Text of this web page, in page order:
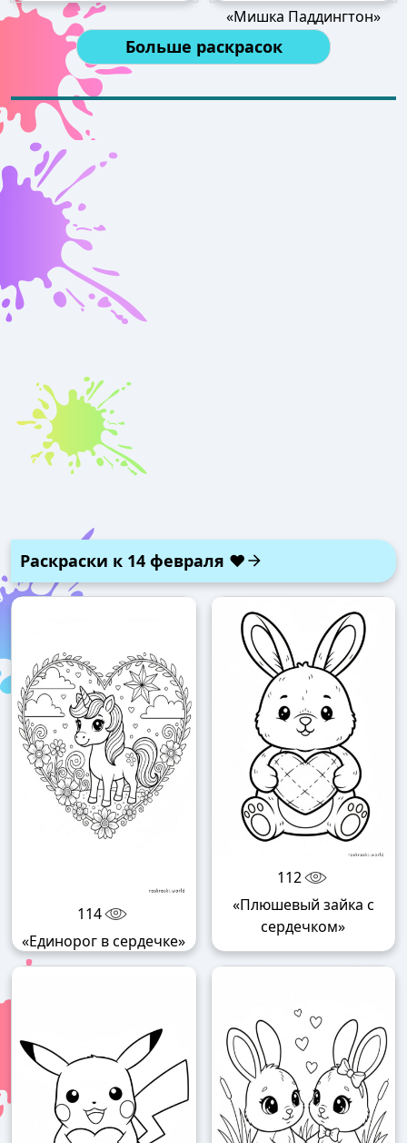
«Мишка Паддингтон»
Больше раскрасок
Раскраски к 14 февраля ❤️
114
«Единорог в сердечке»
112
«Плюшевый зайка с
сердечком»